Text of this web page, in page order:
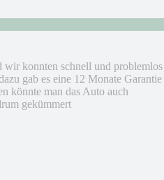
wir konnten schnell und problemlos
gab es eine 12 Monate Garantie
könnte man das Auto auch
gekümmert